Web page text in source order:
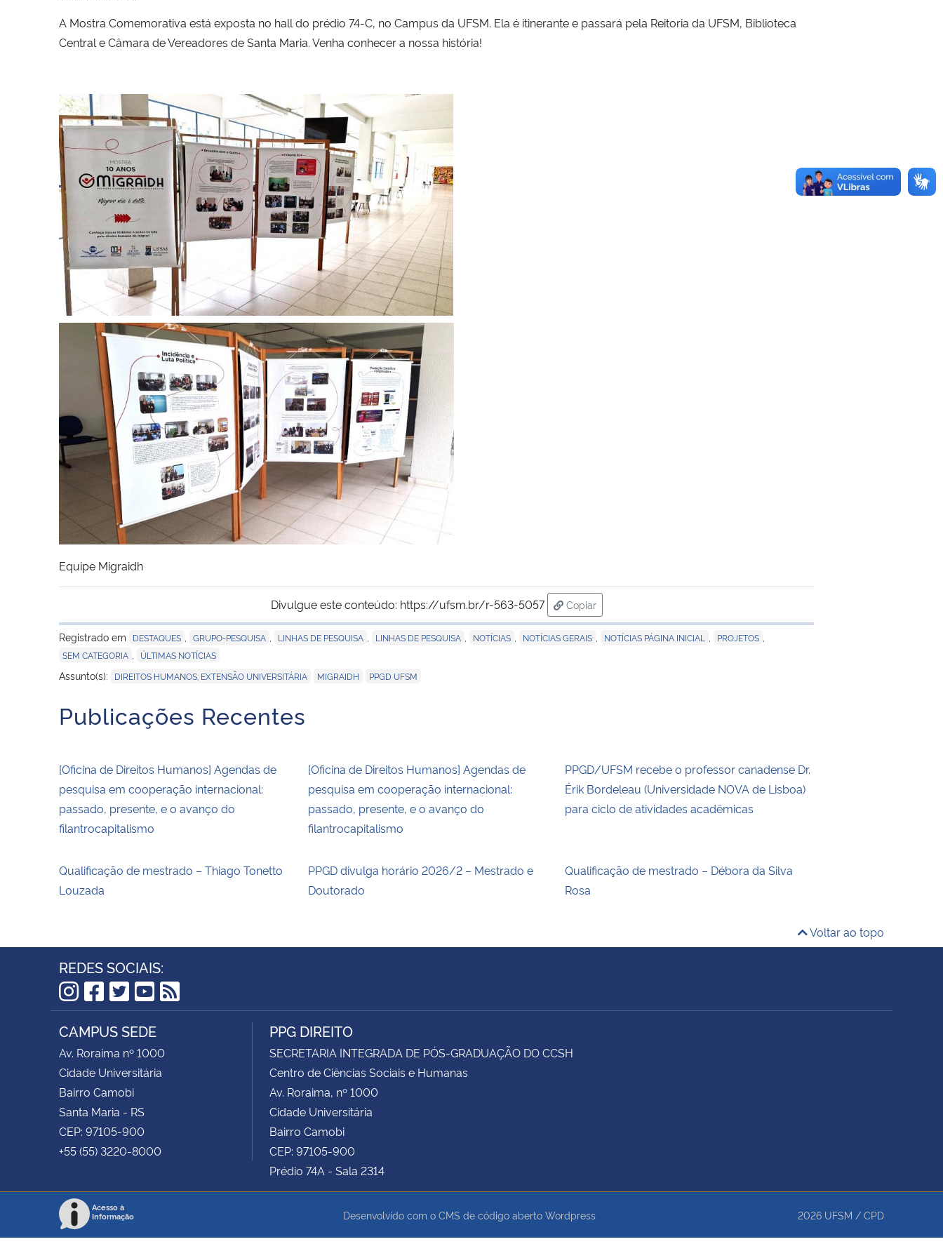
A Mostra Comemorativa está exposta no hall do prédio 74-C, no Campus da UFSM. Ela é itinerante e passará pela Reitoria da UFSM, Biblioteca
Central e Câmara de Vereadores de Santa Maria. Venha conhecer a nossa história!
Equipe Migraidh
Divulgue este conteúdo: https://ufsm.br/r-563-5057
Copiar
para área de transferência
Registrado em
DESTAQUES GRUPO-PESQUISA LINHAS DE PESQUISA LINHAS DE PESQUISA NOTÍCIAS NOTÍCIAS GERAIS NOTÍCIAS PÁGINA INICIAL PROJETOS
SEM CATEGORIA ÚLTIMAS NOTÍCIAS
Assunto(s): DIREITOS HUMANOS; EXTENSÃO UNIVERSITÁRIA MIGRAIDH PPGD UFSM
Publicações Recentes
[Oficina de Direitos Humanos] Agendas de
pesquisa em cooperação internacional:
passado, presente, e o avanço do
filantrocapitalismo
[Oficina de Direitos Humanos] Agendas de
pesquisa em cooperação internacional:
passado, presente, e o avanço do
filantrocapitalismo
PPGD/UFSM recebe o professor canadense Dr.
Érik Bordeleau (Universidade NOVA de Lisboa)
para ciclo de atividades acadêmicas
Qualificação de mestrado – Thiago Tonetto
Louzada
PPGD divulga horário 2026/2 – Mestrado e
Doutorado
Qualificação de mestrado – Débora da Silva
Rosa
Voltar ao topo
REDES SOCIAIS:
Instagram
Facebook
Twitter
YouTube
RSS
CAMPUS SEDE
Av. Roraima nº 1000
Cidade Universitária
Bairro Camobi
Santa Maria - RS
CEP: 97105-900
+55 (55) 3220-8000
PPG DIREITO
SECRETARIA INTEGRADA DE PÓS-GRADUAÇÃO DO CCSH
Centro de Ciências Sociais e Humanas
Av. Roraima, nº 1000
Cidade Universitária
Bairro Camobi
CEP: 97105-900
Prédio 74A - Sala 2314
Acesso à
Informação
Desenvolvido com o CMS de código aberto Wordpress 2026 UFSM / CPD